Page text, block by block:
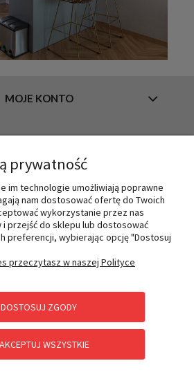
MOJE KONTO
O NAS
I DOSTAWA
POMOC
prywatność
im technologie umożliwiają poprawne
nam dostosować ofertę do Twoich
wykorzystanie przez nas
przejść do sklepu lub dostosować
preferencji, wybierając opcję "Dostosuj
przeczytasz w naszej Polityce
DOSTOSUJ ZGODY
WSZYSTKIE